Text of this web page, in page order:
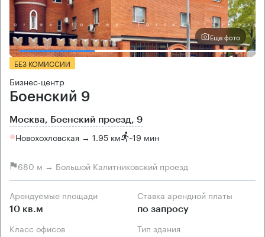
Еще фото
БЕЗ КОМИССИИ
Бизнес-центр
Боенский 9
Москва, Боенский проезд, 9
Новохохловская → 1.95 км ~19 мин
680 м → Большой Калитниковский проезд
Арендуемые площади
10 кв.м
Ставка арендной платы
по запросу
Класс офисов Тип здания